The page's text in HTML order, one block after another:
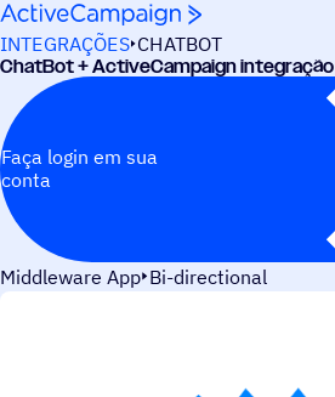
Pular para o conteúdo
INTEGRAÇÕES CHATBOT
ChatBot + ActiveCampaign integração
Faça login em sua
conta
Middleware App Bi-directional